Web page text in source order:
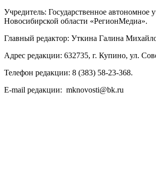
Учредитель: Государственное автономное
Новосибирской области «РегионМедиа».
Главный редактор: Уткина Галина
Адрес редакции: 632735, г. Купино, ул.
Телефон редакции: 8 (383) 58-23-368.
E-mail редакции: mknovosti@bk.ru